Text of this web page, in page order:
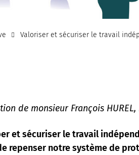
Valoriser et sécuriser le travail
de monsieur François
et sécuriser le travail
repenser notre système de